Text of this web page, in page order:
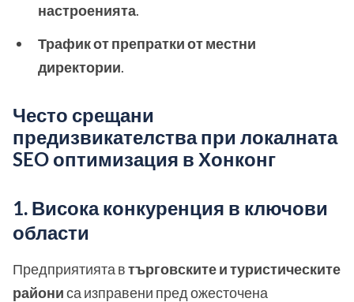
настроенията.
Трафик от препратки от местни
директории.
Често срещани
предизвикателства при локалната
SEO оптимизация в Хонконг
1. Висока конкуренция в ключови
области
Предприятията втърговските и туристическите
райониса изправени пред ожесточена